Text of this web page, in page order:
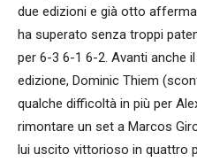
due edizioni e già otto
ha superato senza troppi
per 6-3 6-1 6-2. Avanti anche
edizione, Dominic Thiem
qualche difficoltà in più per
rimontare un set a Marcos
lui uscito vittorioso in quattro